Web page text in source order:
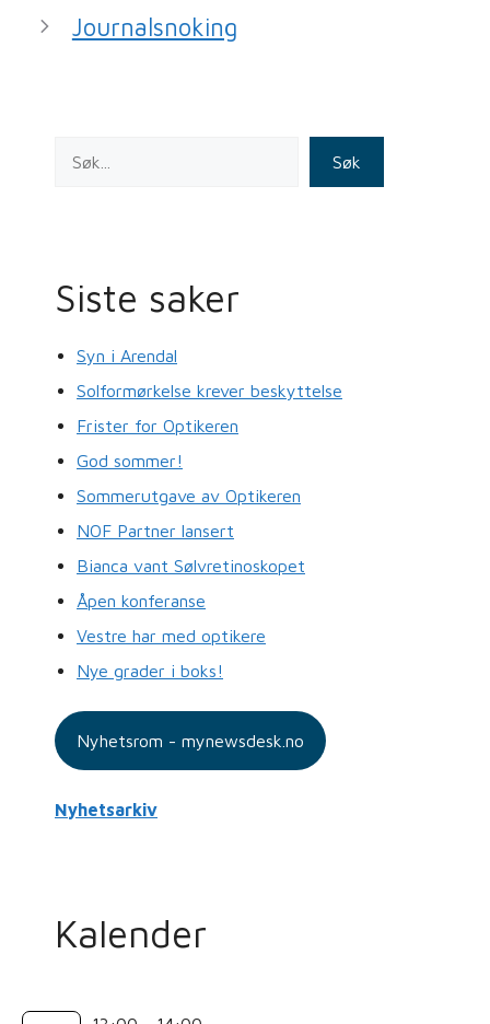
b
o
dI
n
Journalsnoking
Søk
Siste saker
Syn i Arendal
Solformørkelse krever beskyttelse
Frister for Optikeren
God sommer!
Sommerutgave av Optikeren
NOF Partner lansert
Bianca vant Sølvretinoskopet
Åpen konferanse
Vestre har med optikere
Nye grader i boks!
Nyhetsrom - mynewsdesk.no
Nyhetsarkiv
Kalender